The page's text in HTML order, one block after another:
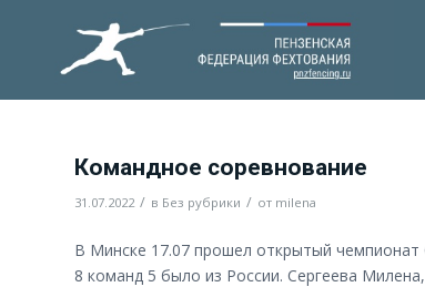
Командное соревнование
31.07.2022 / в Без рубрики / от milena
В Минске 17.07 прошел открытый
8 команд 5 было из России. Сергеева